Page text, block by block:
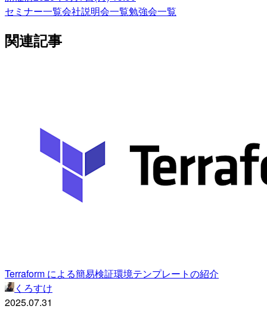
セミナー一覧会社説明会一覧勉強会一覧
関連記事
Terraform による簡易検証環境テンプレートの紹介
くろすけ
2025.07.31